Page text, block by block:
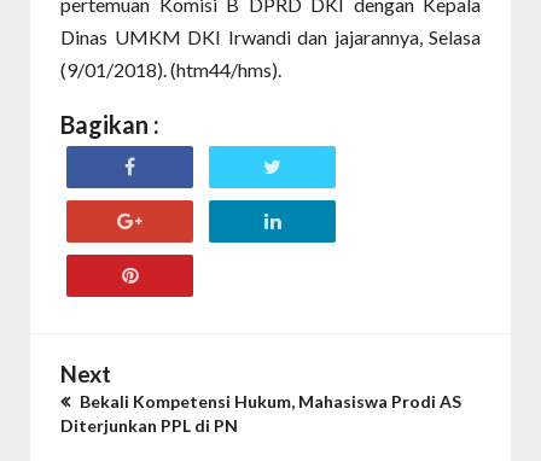
Dinas UMKM DKI Irwandi dan jajarannya, Selasa
(9/01/2018). (htm44/hms).
Bagikan :
Next
Bekali Kompetensi Hukum, Mahasiswa Prodi AS
Diterjunkan PPL di PN